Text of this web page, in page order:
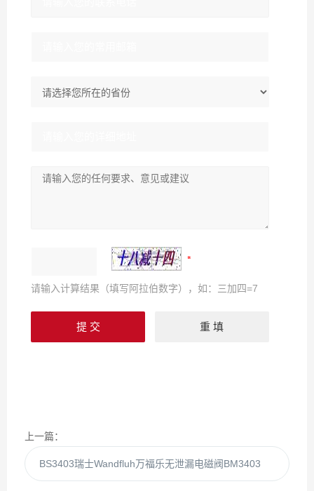
请输入计算结果（填写阿拉伯数字），如：三加四=7
上一篇：
BS3403瑞士Wandfluh万福乐无泄漏电磁阀BM3403